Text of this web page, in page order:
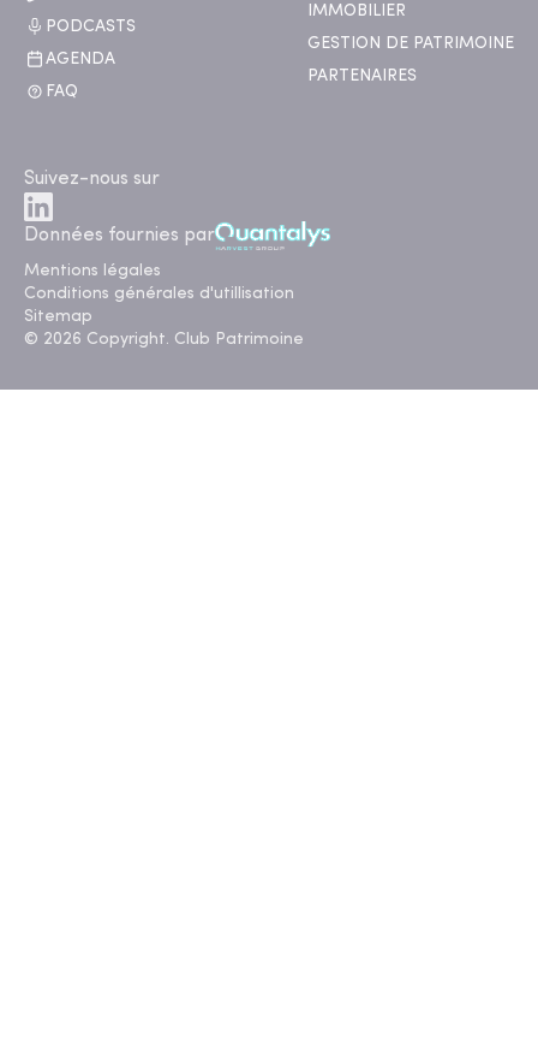
PODCASTS
AGENDA
FAQ
IMMOBILIER
GESTION DE PATRIMOINE
PARTENAIRES
Suivez-nous sur
Données fournies par
Mentions légales
Conditions générales d'utillisation
Sitemap
© 2026 Copyright. Club Patrimoine